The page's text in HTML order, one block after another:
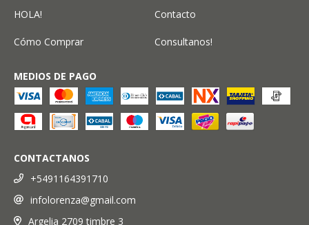
HOLA! Contacto
Cómo Comprar Consultanos!
MEDIOS DE PAGO
CONTACTANOS
+5491164391710
infolorenza@gmail.com
Argelia 2709 timbre 3